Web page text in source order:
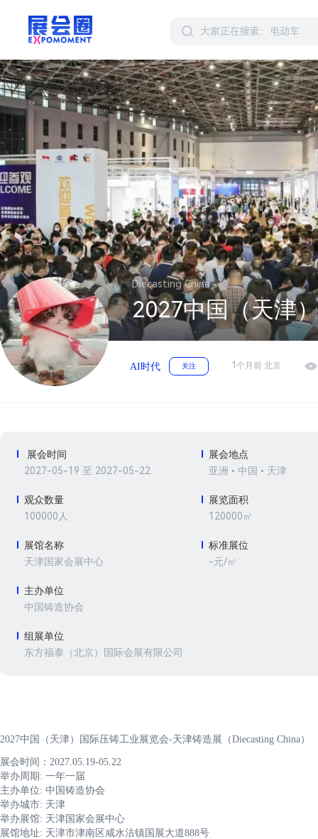
Diecasting China
2027中国（天津
AI时代 关注 1个月前 北京
展会时间
2027-05-19 至 2027-05-22
展会地点
亚洲 • 中国 • 天津
观众数量
100000人
展览面积
120000㎡
展馆名称
天津国家会展中心
标准展位
-元/㎡
主办单位
中国铸造协会
组展单位
东方福泰（北京）国际会展有限公司
2027中国（天津）国际压铸工业展览会-天津铸造展（Diecasting China）
展会时间：2027.05.19-05.22
举办周期: 一年一届
主办单位: 中国铸造协会
举办城市: 天津
举办展馆: 天津国家会展中心
展馆地址: 天津市津南区咸水沽镇国展大道888号